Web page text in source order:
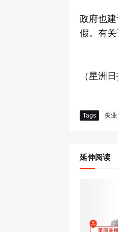
政府也
假。有
（星洲日
Tags 失业
延伸阅读